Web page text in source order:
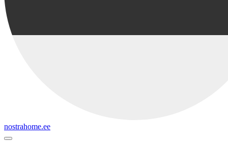
nostrahome.ee